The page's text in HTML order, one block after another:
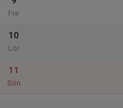
Fre
10
Lör
11
Sön